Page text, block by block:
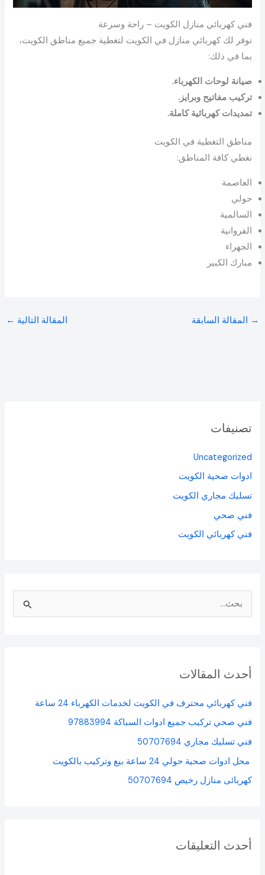
فني كهربائي منازل الكويت – راحة وسرعة
نوفر لك كهربائي منازل في الكويت لتغطية جميع مناطق الكويت،
بما في ذلك:
صيانة لوحات الكهرباء.
تركيب مفاتيح وبرايز.
تمديدات كهربائية كاملة.
مناطق التغطية في الكويت
نغطي كافة المناطق:
العاصمة
حولي
السالمية
الفروانية
الجهراء
مبارك الكبير
→ المقالة السابقة المقالة التالية ←
تصنيفات
Uncategorized
ادوات صحية الكويت
تسليك مجاري الكويت
فني صحي
فني كهربائي الكويت
ث
ن
:
أحدث المقالات
فني كهربائي محترف في الكويت لخدمات الكهرباء 24 ساعة
فني صحي تركيب جميع ادوات السباكة 97883994
فني تسليك مجاري 50707694
محل ادوات صحية حولي 24 ساعة بيع وتركيب بالكويت
كهربائى منازل رخيص 50707694
أحدث التعليقات